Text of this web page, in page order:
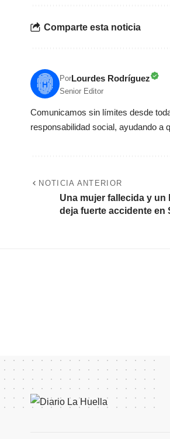
Comparte esta noticia
PorLourdes Rodríguez
Senior Editor
Comunicamos sin límites desde
responsabilidad social, ayudando a
NOTICIA ANTERIOR
Una mujer fallecida y
deja fuerte accidente en